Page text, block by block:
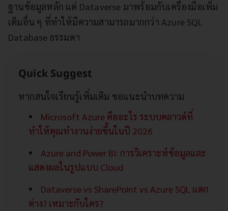
ฐานข้อมูลหลัก แต่ Dataverse มาพร้อมกับเครื่องมือเพิ่ม
เติมอื่น ๆ ที่ทำให้มีความสามารถมากกว่า Azure SQL
Database ธรรมดา
Quick Suggest
หากสนใจเรียนรู้เพิ่มเติม ขอแนะนำบทความ
Microsoft Azure คืออะไร ระบบคลาวด์ที่
ทำให้คุณทำงานง่ายขึ้นในปี 2026
Azure and Power BI: การวิเคราะห์ข้อมูลและ
แสดงผลในรูปแบบ Cloud
Dataverse vs SharePoint vs Azure SQL แตก
ต่าง? เหมาะกับใคร?